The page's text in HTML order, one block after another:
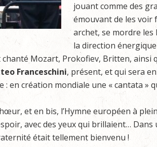
jouant comme des
émouvant de les voir
archet, se mordre les
la direction
Mozart, Prokofiev, Britten, ainsi
Franceschini, présent, et qui sera
: en création mondiale une « cantata »
et en bis, l’Hymne européen à
avec des yeux qui brillaient…
était tellement bienvenu !